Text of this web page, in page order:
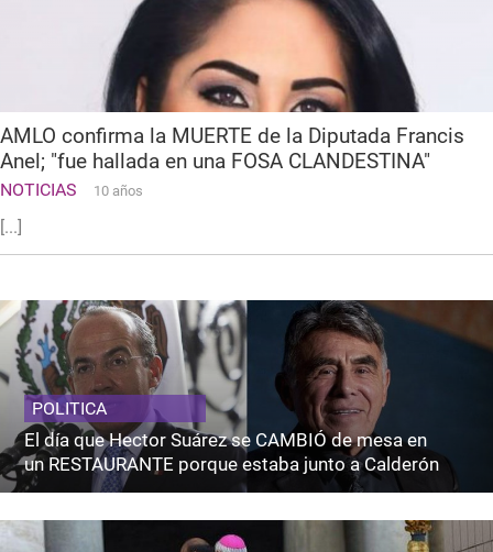
AMLO confirma la MUERTE de la Diputada Francis
Anel; "fue hallada en una FOSA CLANDESTINA"
NOTICIAS 10 años
[...]
POLITICA
El día que Hector Suárez se CAMBIÓ de mesa en
un RESTAURANTE porque estaba junto a Calderón